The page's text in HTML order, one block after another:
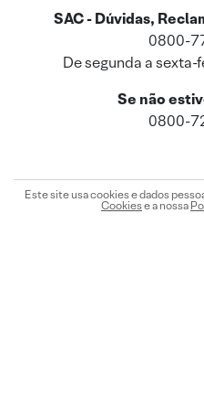
SAC - Dúvidas,
0800-
De segunda a
Se não
0800-
Este site usa cookies e dados
Cookiese a nossa